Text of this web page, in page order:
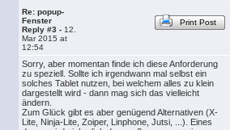
Re: popup-
Fenster
Reply #3 - 12.
Mar 2015 at
12:54
Print Post
Sorry, aber momentan finde ich diese Anforderung
zu speziell. Sollte ich irgendwann mal selbst ein
solches Tablet nutzen, bei welchem alles zu klein
dargestellt wird - dann mag sich das vielleicht
ändern.
Zum Glück gibt es aber genügend Alternativen (X-
Lite, Ninja-Lite, Zoiper, Linphone, Jutsi, ...). Eines